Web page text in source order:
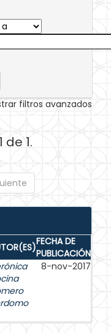
filtros avanzados
de 1.
FECHA DE
PUBLICACIÓN
8-nov-2017